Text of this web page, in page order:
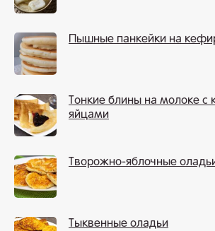
Пышные панкейки на
Тонкие блины на молоке с
яйцами
Творожно-яблочные
Тыквенные оладьи